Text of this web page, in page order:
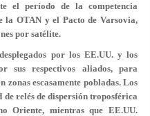
el período de la competencia
la OTAN y el Pacto de Varsovia,
por satélite.
por los EE.UU. y los
sus respectivos aliados, para
escasamente pobladas. Los
relés de dispersión troposférica
Oriente, mientras que EE.UU.